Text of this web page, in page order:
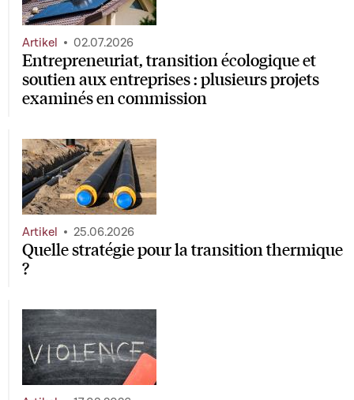
Entrepreneuriat, transition écologique et
soutien aux entreprises : plusieurs projets
examinés en commission
Artikel 02.07.2026
Quelle stratégie pour la transition thermique
?
Artikel 25.06.2026